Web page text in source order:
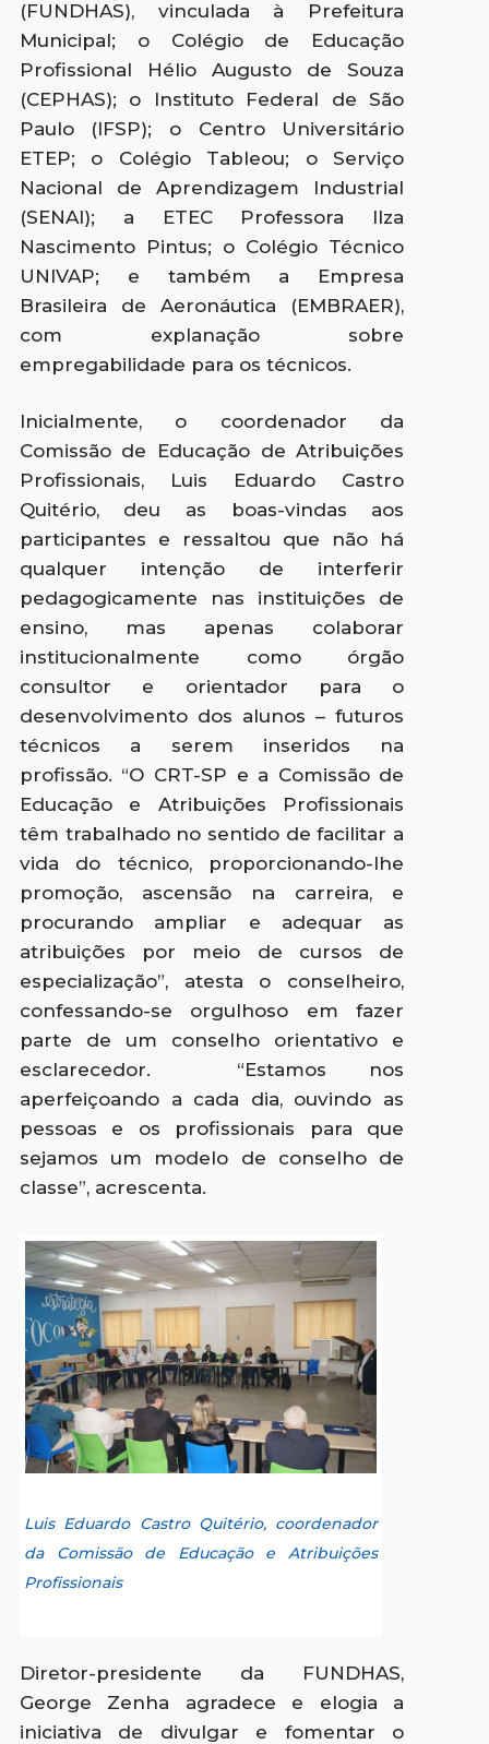
(FUNDHAS), vinculada à Prefeitura
Municipal; o Colégio de Educação
Profissional Hélio Augusto de Souza
(CEPHAS); o Instituto Federal de São
Paulo (IFSP); o Centro Universitário
ETEP; o Colégio Tableou; o Serviço
Nacional de Aprendizagem Industrial
(SENAI); a ETEC Professora Ilza
Nascimento Pintus; o Colégio Técnico
UNIVAP; e também a Empresa
Brasileira de Aeronáutica (EMBRAER),
com explanação sobre
empregabilidade para os técnicos.
Inicialmente, o coordenador da
Comissão de Educação de Atribuições
Profissionais, Luis Eduardo Castro
Quitério, deu as boas-vindas aos
participantes e ressaltou que não há
qualquer intenção de interferir
pedagogicamente nas instituições de
ensino, mas apenas colaborar
institucionalmente como órgão
consultor e orientador para o
desenvolvimento dos alunos – futuros
técnicos a serem inseridos na
profissão. “O CRT-SP e a Comissão de
Educação e Atribuições Profissionais
têm trabalhado no sentido de facilitar a
vida do técnico, proporcionando-lhe
promoção, ascensão na carreira, e
procurando ampliar e adequar as
atribuições por meio de cursos de
especialização”, atesta o conselheiro,
confessando-se orgulhoso em fazer
parte de um conselho orientativo e
esclarecedor. “Estamos nos
aperfeiçoando a cada dia, ouvindo as
pessoas e os profissionais para que
sejamos um modelo de conselho de
classe”, acrescenta.
Luis Eduardo Castro Quitério, coordenador
da Comissão de Educação e Atribuições
Profissionais
Diretor-presidente da FUNDHAS,
George Zenha agradece e elogia a
iniciativa de divulgar e fomentar o